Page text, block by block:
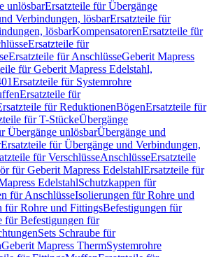
unlösbarErsatzteile für Übergänge
Verbindungen, lösbarErsatzteile für
lösbarKompensatorenErsatzteile für
Ersatzteile für
Ersatzteile für AnschlüsseGeberit Mapress
für Geberit Mapress Edelstahl,
Ersatzteile für Systemrohre
Ersatzteile für
für ReduktionenBögenErsatzteile für
für T-StückeÜbergänge
Übergänge unlösbarÜbergänge und
Ersatzteile für Übergänge und Verbindungen,
für VerschlüsseAnschlüsseErsatzteile
für Geberit Mapress EdelstahlErsatzteile für
EdelstahlSchutzkappen für
für AnschlüsseIsolierungen für Rohre und
für Rohre und FittingsBefestigungen für
für Befestigungen für
Sets Schraube für
Geberit Mapress ThermSystemrohre